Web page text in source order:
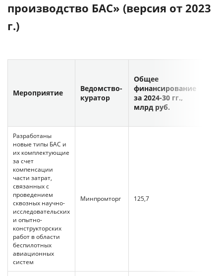
производство БАС» (версия от 2023
г.)
Мероприятие
Ведомство-
куратор
Общее
финансирование
за 2024-30 гг.,
млрд руб.
Разработаны
новые типы БАС и
их комплектующие
за счет
компенсации
части затрат,
связанных с
проведением
сквозных научно-
исследовательских
и опытно-
конструкторских
работ в области
беспилотных
авиационных
систем
Минпромторг 125,7